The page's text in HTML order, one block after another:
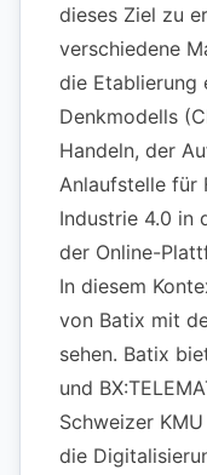
dieses Ziel zu
verschiedene
die Etablierung
Denkmodells
Handeln, der
Anlaufstelle für
Industrie 4.0 in
der Online-
In diesem
von Batix mit
sehen. Batix
und
Schweizer
die